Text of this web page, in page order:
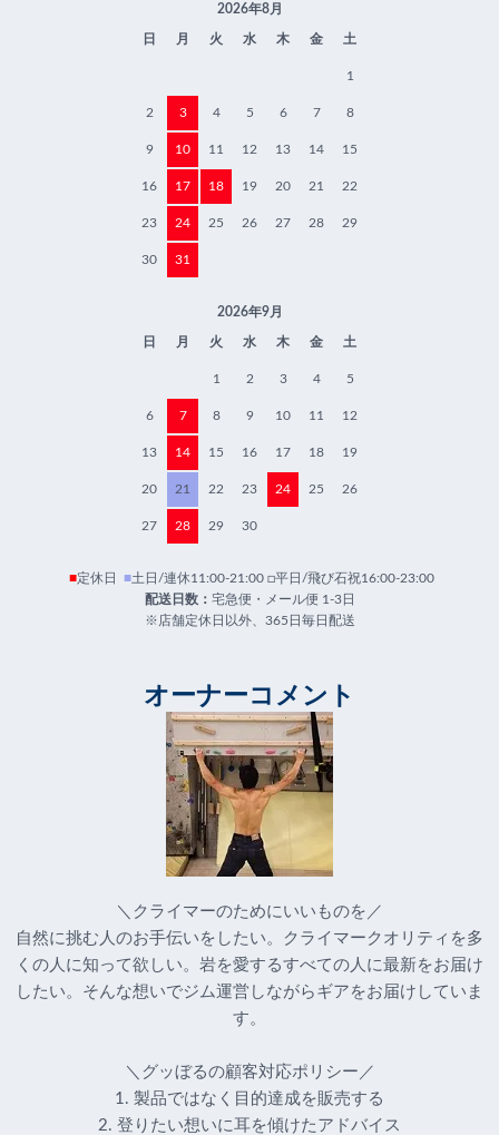
2026年8月
日 月 火 水 木 金 土
1
2 3 4 5 6 7 8
9 10 11 12 13 14 15
16 17 18 19 20 21 22
23 24 25 26 27 28 29
30 31
2026年9月
日 月 火 水 木 金 土
1 2 3 4 5
6 7 8 9 10 11 12
13 14 15 16 17 18 19
20 21 22 23 24 25 26
27 28 29 30
■定休日 ■土日/連休11:00-21:00 □平日/飛び石祝16:00-23:00
配送日数： 宅急便・メール便 1-3日
※店舗定休日以外、365日毎日配送
オーナーコメント
＼クライマーのためにいいものを／
自然に挑む人のお手伝いをしたい。クライマークオリティを多
くの人に知って欲しい。岩を愛するすべての人に最新をお届け
したい。そんな想いでジム運営しながらギアをお届けしていま
す。
＼グッぼるの顧客対応ポリシー／
1. 製品ではなく目的達成を販売する
2. 登りたい想いに耳を傾けたアドバイス